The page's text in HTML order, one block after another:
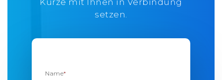
setzen.
Name*